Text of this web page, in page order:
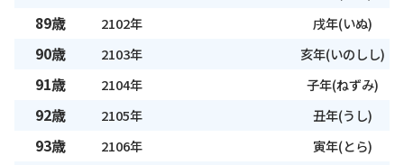
89歳 2102年 戌年(いぬ)
90歳 2103年 亥年(いのしし)
91歳 2104年 子年(ねずみ)
92歳 2105年 丑年(うし)
93歳 2106年 寅年(とら)